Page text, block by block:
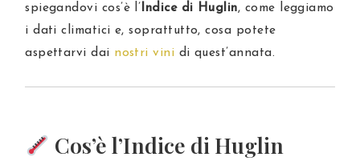
spiegandovi cos’è l’ Indice di Huglin, come leggiamo
i dati climatici e, soprattutto, cosa potete
aspettarvi dai nostri vini di quest’annata.
Cos’è l’Indice di Huglin